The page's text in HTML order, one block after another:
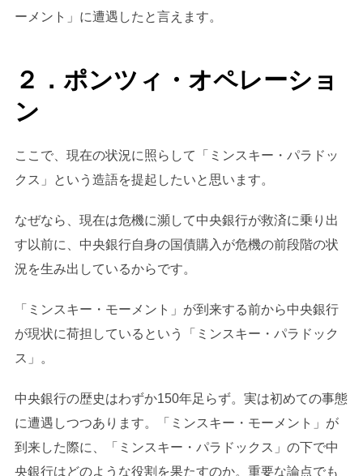
ーメント」に遭遇したと言えます。
２．ポンツィ・オペレーショ
ン
ここで、現在の状況に照らして「ミンスキー・パラドッ
クス」という造語を提起したいと思います。
なぜなら、現在は危機に瀕して中央銀行が救済に乗り出
す以前に、中央銀行自身の国債購入が危機の前段階の状
況を生み出しているからです。
「ミンスキー・モーメント」が到来する前から中央銀行
が現状に荷担しているという「ミンスキー・パラドック
ス」。
中央銀行の歴史はわずか150年足らず。実は初めての事態
に遭遇しつつあります。「ミンスキー・モーメント」が
到来した際に、「ミンスキー・パラドックス」の下で中
央銀行はどのような役割を果たすのか。重要な論点でも